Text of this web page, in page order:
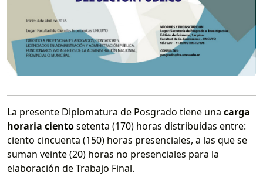
La presente Diplomatura de Posgrado tiene una carga
horaria cientosetenta (170) horas distribuidas entre:
ciento cincuenta (150) horas presenciales, a las que se
suman veinte (20) horas no presenciales para la
elaboración de Trabajo Final.